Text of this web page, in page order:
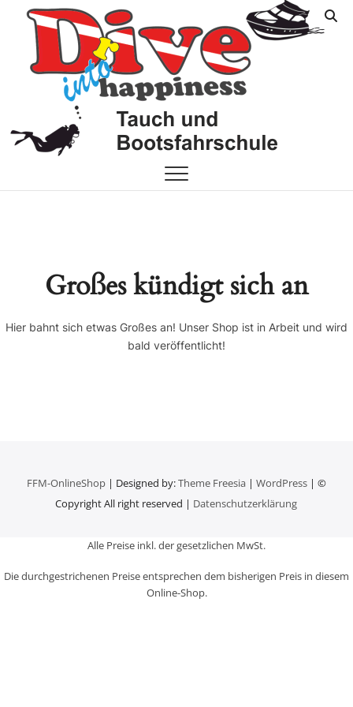
content
YOUR
Großes kündigt sich an
Hier bahnt sich etwas Großes an! Unser Shop ist in Arbeit und wird
bald veröffentlicht!
FFM-OnlineShop| Designed by:Theme Freesia| WordPress| ©
Copyright All right reserved | Datenschutzerklärung
Alle Preise inkl. der gesetzlichen MwSt.
Die durchgestrichenen Preise entsprechen dem bisherigen Preis in diesem
Online-Shop.